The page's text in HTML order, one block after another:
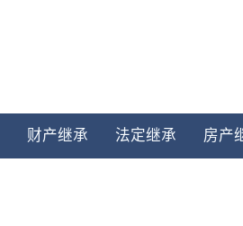
财产继承 法定继承 房产